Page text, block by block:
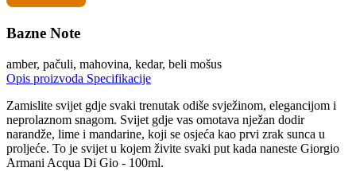
Bazne Note
amber, pačuli, mahovina, kedar, beli mošus
Opis proizvoda Specifikacije
Zamislite svijet gdje svaki trenutak odiše svježinom, elegancijom i
neprolaznom snagom. Svijet gdje vas omotava nježan dodir
narandže, lime i mandarine, koji se osjeća kao prvi zrak sunca u
proljeće. To je svijet u kojem živite svaki put kada naneste Giorgio
Armani Acqua Di Gio - 100ml.